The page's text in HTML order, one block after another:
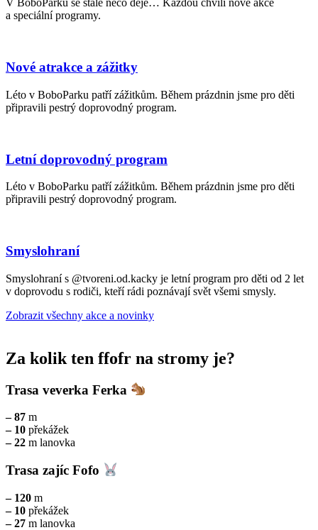
V BoboParku se stále něco děje… Každou chvíli nové akce
a speciální programy.
Nové atrakce a zážitky
Léto v BoboParku patří zážitkům. Během prázdnin jsme pro děti
připravili pestrý doprovodný program.
Letní doprovodný program
Léto v BoboParku patří zážitkům. Během prázdnin jsme pro děti
připravili pestrý doprovodný program.
Smyslohraní
Smyslohraní s @tvoreni.od.kacky je letní program pro děti od 2 let
v doprovodu s rodiči, kteří rádi poznávají svět všemi smysly.
Zobrazit všechny akce a novinky
Za kolik ten ffofr na stromy je?
Trasa veverka Ferka
– 87 m
– 10 překážek
– 22 m lanovka
Trasa zajíc Fofo
– 120 m
– 10 překážek
– 27 m lanovka